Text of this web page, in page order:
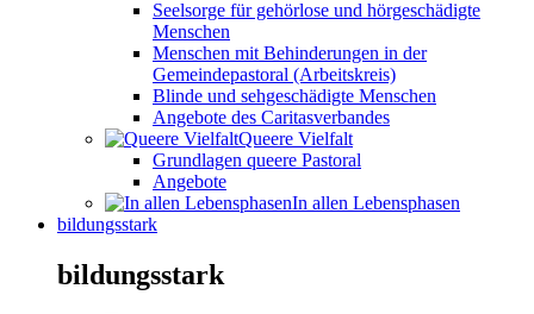
Seelsorge für gehörlose und hörgeschädigte
Menschen
Menschen mit Behinderungen in der
Gemeindepastoral (Arbeitskreis)
Blinde und sehgeschädigte Menschen
Angebote des Caritasverbandes
Queere Vielfalt
Grundlagen queere Pastoral
Angebote
In allen Lebensphasen
bildungsstark
bildungsstark